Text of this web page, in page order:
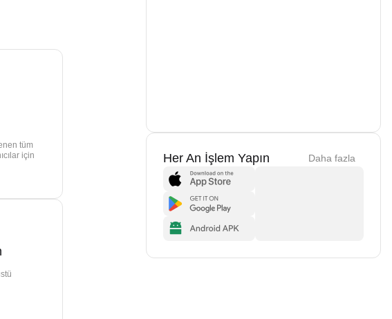
tüm
için
Her An İşlem Yapın Daha fazla